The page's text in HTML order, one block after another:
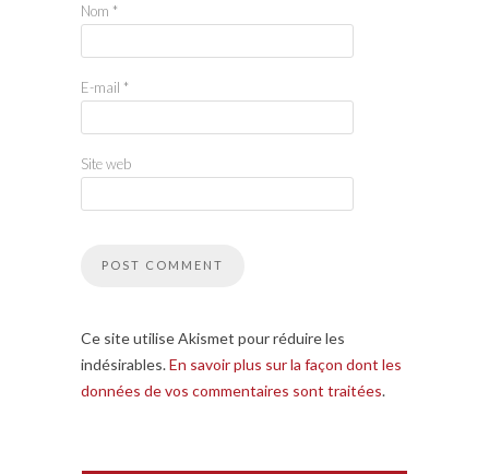
Nom *
E-mail *
Site web
Ce site utilise Akismet pour réduire les
indésirables.En savoir plus sur la façon dont les
données de vos commentaires sont traitées.